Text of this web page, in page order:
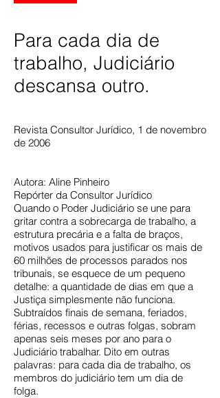
Para cada dia de
trabalho, Judiciário
descansa outro.
Revista Consultor Jurídico, 1 de novembro
de 2006
Autora: Aline Pinheiro
Repórter da Consultor Jurídico
Quando o Poder Judiciário se une para
gritar contra a sobrecarga de trabalho, a
estrutura precária e a falta de braços,
motivos usados para justificar os mais de
60 milhões de processos parados nos
tribunais, se esquece de um pequeno
detalhe: a quantidade de dias em que a
Justiça simplesmente não funciona.
Subtraídos finais de semana, feriados,
férias, recessos e outras folgas, sobram
apenas seis meses por ano para o
Judiciário trabalhar. Dito em outras
palavras: para cada dia de trabalho, os
membros do judiciário tem um dia de
folga.